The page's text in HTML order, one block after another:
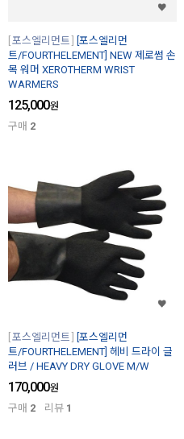
포스엘리먼트
[포스엘리먼
트/FOURTHELEMENT] NEW 제로썸 손
목 워머 XEROTHERM WRIST
WARMERS
125,000원
구매 2
포스엘리먼트
[포스엘리먼
트/FOURTHELEMENT] 헤비 드라이 글
러브 / HEAVY DRY GLOVE M/W
170,000원
구매 2 리뷰 1